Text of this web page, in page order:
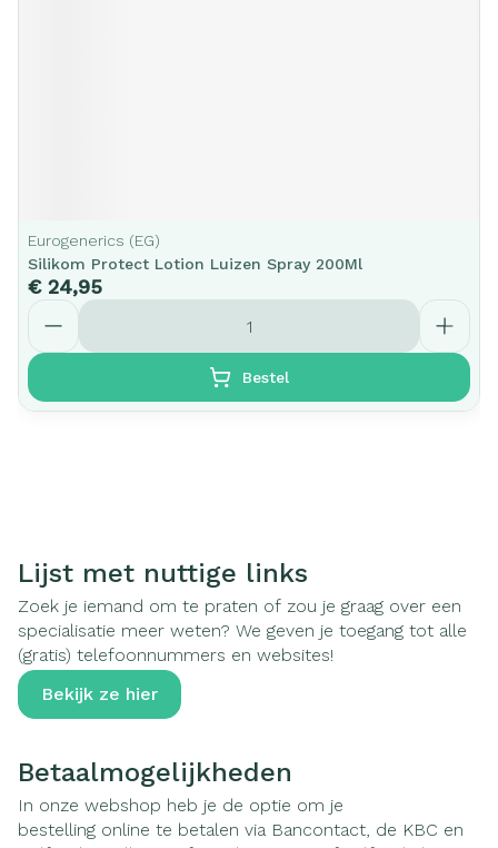
Eurogenerics (EG)
Silikom Protect Lotion Luizen Spray 200Ml
€ 24,95
Aantal
Bestel
Lijst met nuttige links
Zoek je iemand om te praten of zou je graag over een
specialisatie meer weten? We geven je toegang tot alle
(gratis) telefoonnummers en websites!
Bekijk ze hier
Betaalmogelijkheden
In onze webshop heb je de optie om je
bestelling online te betalen via Bancontact, de KBC en